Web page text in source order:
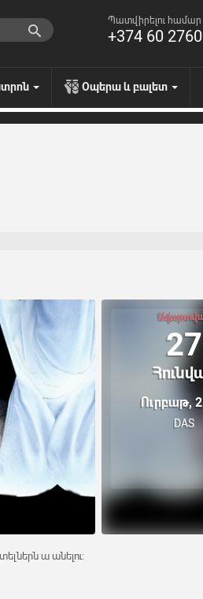
Պատվիրելու համար
+374 60
Օպերա և բալետ
27
Ուրբաթ,
DAS
ա անելու։